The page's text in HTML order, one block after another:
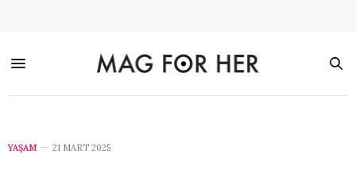
YAŞAM 21 MART 2025